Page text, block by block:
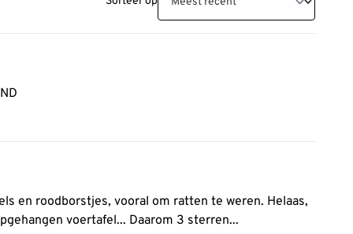
ratten te weren. Helaas,
voertafel... Daarom 3 sterren...